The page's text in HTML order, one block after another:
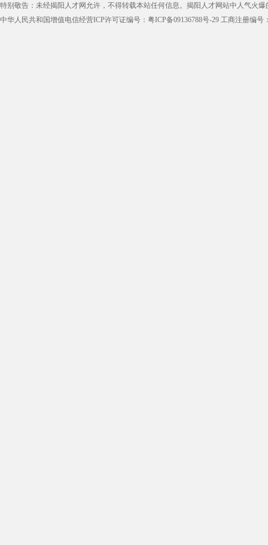
特别敬告：未经揭阳人才网允许，不得转载本站任何信息。揭阳人才网站中人气
中华人民共和国增值电信经营ICP许可证编号： 粤ICP备09136788号-29 工商注册编号